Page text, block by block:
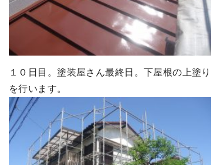
１０日目。塗装屋さん最終日。下屋根の上塗り
を行います。